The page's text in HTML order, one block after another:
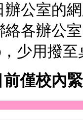
辦公室的
各辦公
，少用撥
前僅校內